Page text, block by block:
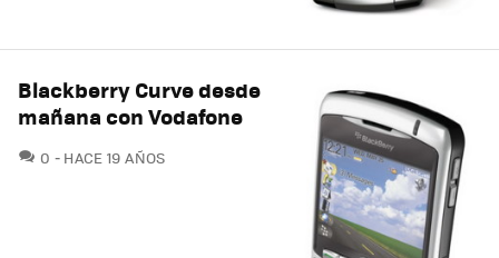
Blackberry Curve desde
mañana con Vodafone
0 COMENTARIOS
HACE 19 AÑOS